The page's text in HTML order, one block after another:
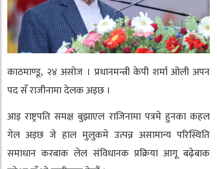
काठमाण्डू, २४ असोज । प्रधानमन्त्री केपी शर्मा ओली अपन
पद सँ राजीनामा देलक अइछ ।
आइ राष्ट्रपति समक्ष बुझाएल राजिनामा पत्रमे हुनका कहल
गेल अइछ जे हाल मुलुकमे उत्पन्न असामान्य परिस्थिति
समाधान करबाक लेल संविधानक प्रक्रिया आगू बढ़ेबाक